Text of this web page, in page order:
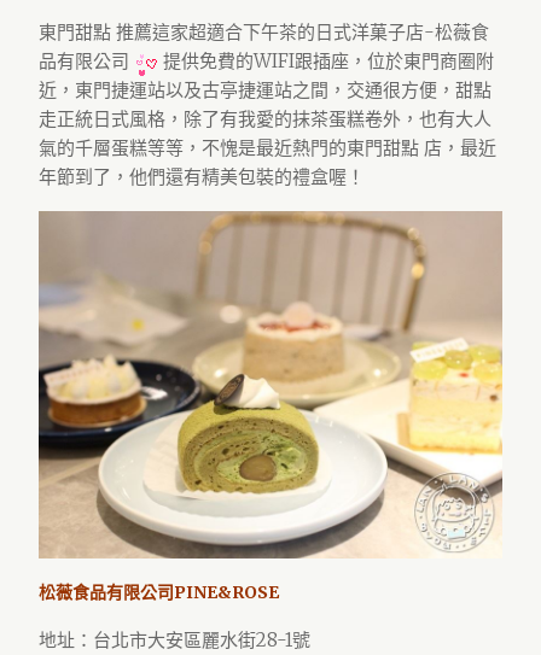
東門甜點 推薦這家超適合下午茶的日式洋菓子店-松薇食
品有限公司
提供免費的WIFI跟插座，位於東門商圈附
近，東門捷運站以及古亭捷運站之間，交通很方便，甜點
走正統日式風格，除了有我愛的抹茶蛋糕卷外，也有大人
氣的千層蛋糕等等，不愧是最近熱門的東門甜點 店，最近
年節到了，他們還有精美包裝的禮盒喔！
松薇食品有限公司PINE&ROSE
地址：台北市大安區麗水街28-1號